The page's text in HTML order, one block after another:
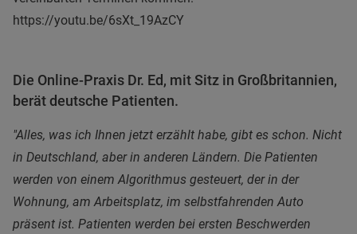
https://youtu.be/6sXt_19AzCY
Die Online-Praxis Dr. Ed, mit Sitz in Großbritannien,
berät deutsche Patienten.
"Alles, was ich Ihnen jetzt erzählt habe, gibt es schon. Nicht
in Deutschland, aber in anderen Ländern. Die Patienten
werden von einem Algorithmus gesteuert, der in der
Wohnung, am Arbeitsplatz, im selbstfahrenden Auto
präsent ist. Patienten werden bei ersten Beschwerden